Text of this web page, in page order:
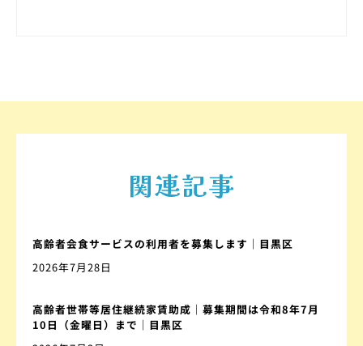
関連記事
高齢者会食サービスの利用者を募集します｜目黒区
2026年7月28日
高齢者世帯等居住継続家賃助成｜募集期間は令和8年7月
10日（金曜日）まで｜目黒区